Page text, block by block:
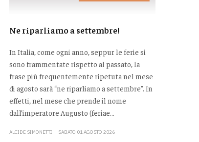
Ne riparliamo a settembre!
In Italia, come ogni anno, seppur le ferie si
sono frammentate rispetto al passato, la
frase più frequentemente ripetuta nel mese
di agosto sarà “ne riparliamo a settembre”. In
effetti, nel mese che prende il nome
dall’imperatore Augusto (feriae...
ALCIDE SIMONETTI SABATO 01 AGOSTO 2026